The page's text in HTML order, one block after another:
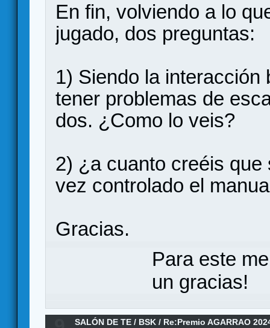
En fin, volviendo a lo
jugado, dos preguntas:
1) Siendo la interacción
tener problemas de
dos. ¿Como lo veis?
2) ¿a cuanto creéis
vez controlado el
Gracias.
Para este
un gracias!
SALÓN DE TE / BSK / Re:Premio AGARRAO